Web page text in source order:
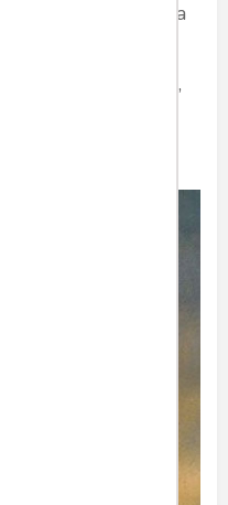
bangsa kita
sehingga
satu sama lain,